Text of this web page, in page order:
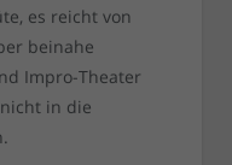
es reicht von
beinahe
Impro-Theater
in die